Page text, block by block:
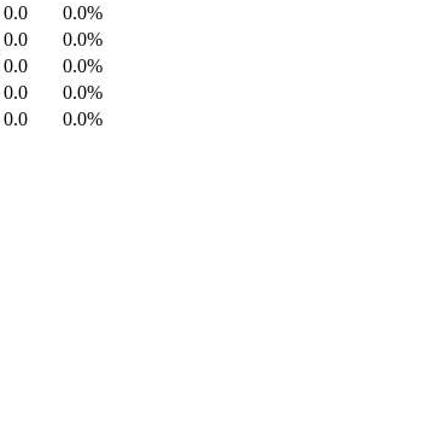
0.0
0.0%
0.0
0.0%
0.0
0.0%
0.0
0.0%
0.0
0.0%